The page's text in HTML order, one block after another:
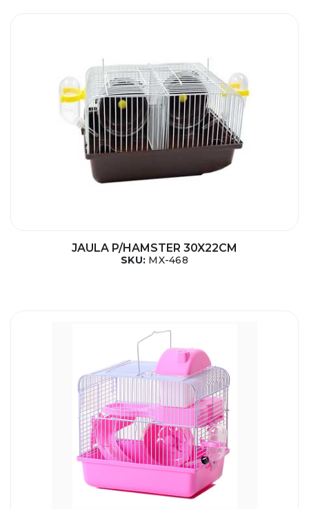
JAULA P/HAMSTER 30X22CM
SKU: MX-468